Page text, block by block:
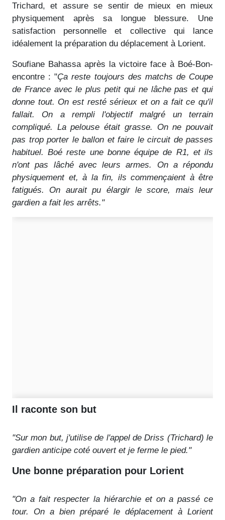
Trichard, et assure se sentir de mieux en mieux
physiquement après sa longue blessure. Une
satisfaction personnelle et collective qui lance
idéalement la préparation du déplacement à Lorient.
Soufiane Bahassa après la victoire face à Boé-Bon-
encontre : "Ça reste toujours des matchs de Coupe
de France avec le plus petit qui ne lâche pas et qui
donne tout. On est resté sérieux et on a fait ce qu'il
fallait. On a rempli l'objectif malgré un terrain
compliqué. La pelouse était grasse. On ne pouvait
pas trop porter le ballon et faire le circuit de passes
habituel.Boé reste une bonne équipe de R1, et ils
n'ont pas lâché avec leurs armes. On a répondu
physiquement et, à la fin, ils commençaient à être
fatigués. On aurait pu élargir le score, mais leur
gardien a fait les arrêts."
Il raconte son but
"Sur mon but, j'utilise de l'appel de Driss (Trichard) le
gardien anticipe coté ouvert et je ferme le pied."
Une bonne préparation pour Lorient
"On a fait respecter la hiérarchie et on a passé ce
tour. On a bien préparé le déplacement à Lorient